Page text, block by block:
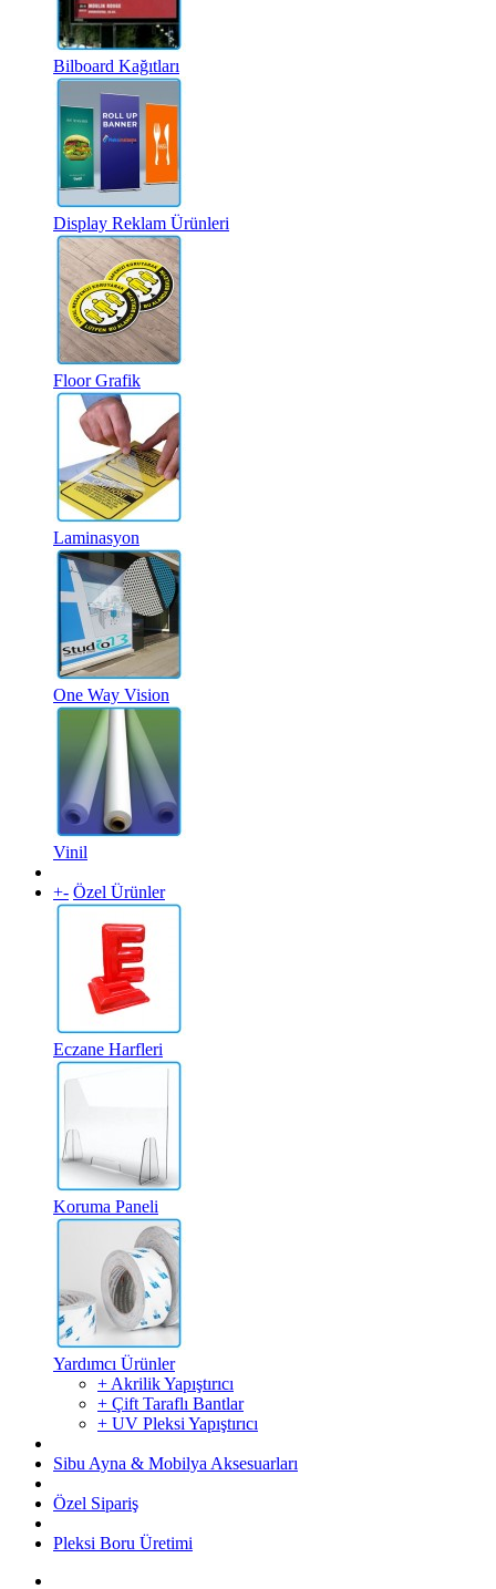
Bilboard Kağıtları
Display Reklam Ürünleri
Floor Grafik
Laminasyon
One Way Vision
Vinil
+- Özel Ürünler
Eczane Harfleri
Koruma Paneli
Yardımcı Ürünler
+ Akrilik Yapıştırıcı
+ Çift Taraflı Bantlar
+ UV Pleksi Yapıştırıcı
Sibu Ayna & Mobilya Aksesuarları
Özel Sipariş
Pleksi Boru Üretimi